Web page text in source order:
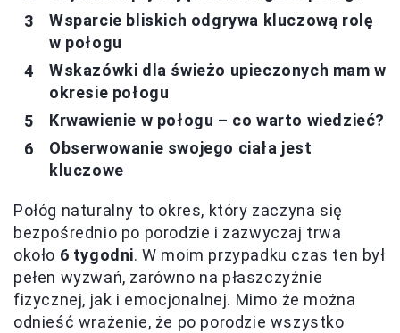
Wsparcie bliskich odgrywa kluczową rolę
w połogu
Wskazówki dla świeżo upieczonych mam w
okresie połogu
Krwawienie w połogu – co warto wiedzieć?
Obserwowanie swojego ciała jest
kluczowe
Połóg naturalny to okres, który zaczyna się
bezpośrednio po porodzie i zazwyczaj trwa
około 6 tygodni. W moim przypadku czas ten był
pełen wyzwań, zarówno na płaszczyźnie
fizycznej, jak i emocjonalnej. Mimo że można
odnieść wrażenie, że po porodzie wszystko